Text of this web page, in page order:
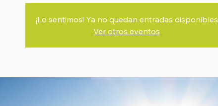
¡Lo sentimos! Ya no quedan entradas disponibles
Ver otros eventos